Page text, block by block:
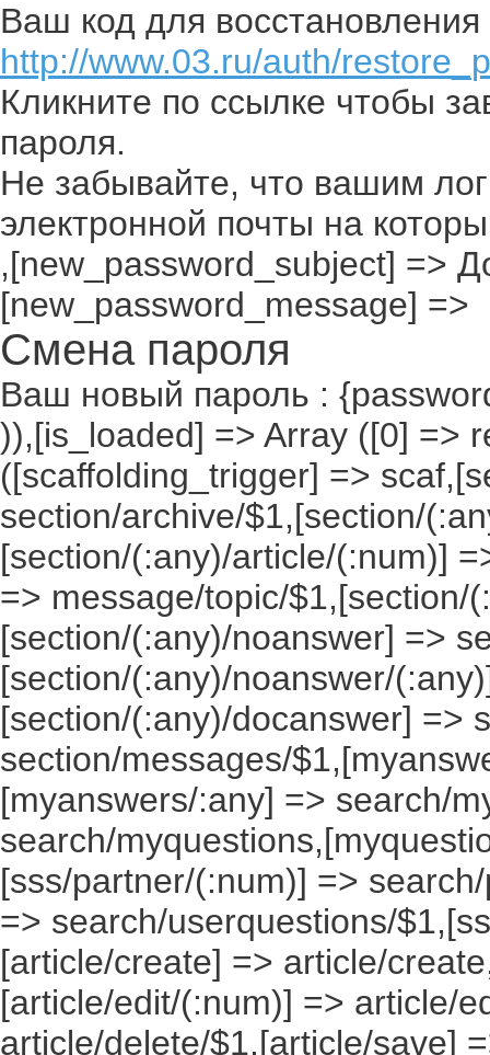
Ваш код для восстановления
http://www.03.ru/auth/
Кликните по ссылке чтобы
пароля.
Не забывайте, что вашим
электронной почты на
,[new_password_subject] =>
[new_password_message] =>
Смена пароля
Ваш новый пароль :
)),[is_loaded] => Array ([0] =>
([scaffolding_trigger] =>
section/archive/$1,[section/
[section/(:any)/article/(:num)]
=> message/topic/$1,[section/
[section/(:any)/noanswer] =>
[section/(:any)/noanswer/
[section/(:any)/docanswer] =>
section/messages/
[myanswers/:any] => search/
search/
[sss/partner/(:num)] =>
=> search/userquestions/
[article/create] => article/
[article/edit/(:num)] => article/
article/delete/$1,[article/save]